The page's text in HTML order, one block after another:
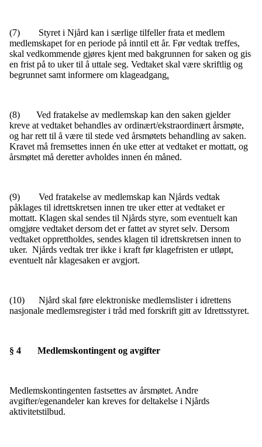
(7) Styret i Njård kan i særlige tilfeller frata et medlem
medlemskapet for en periode på inntil ett år. Før vedtak treffes,
skal vedkommende gjøres kjent med bakgrunnen for saken og gis
en frist på to uker til å uttale seg. Vedtaket skal være skriftlig og
begrunnet samt informere om klageadgang.
(8) Ved fratakelse av medlemskap kan den saken gjelder
kreve at vedtaket behandles av ordinært/ekstraordinært årsmøte,
og har rett til å være til stede ved årsmøtets behandling av saken.
Kravet må fremsettes innen én uke etter at vedtaket er mottatt, og
årsmøtet må deretter avholdes innen én måned.
(9) Ved fratakelse av medlemskap kan Njårds vedtak
påklages til idrettskretsen innen tre uker etter at vedtaket er
mottatt. Klagen skal sendes til Njårds styre, som eventuelt kan
omgjøre vedtaket dersom det er fattet av styret selv. Dersom
vedtaket opprettholdes, sendes klagen til idrettskretsen innen to
uker. Njårds vedtak trer ikke i kraft før klagefristen er utløpt,
eventuelt når klagesaken er avgjort.
(10) Njård skal føre elektroniske medlemslister i idrettens
nasjonale medlemsregister i tråd med forskrift gitt av Idrettsstyret.
§ 4 Medlemskontingent og avgifter
Medlemskontingenten fastsettes av årsmøtet. Andre
avgifter/egenandeler kan kreves for deltakelse i Njårds
aktivitetstilbud.